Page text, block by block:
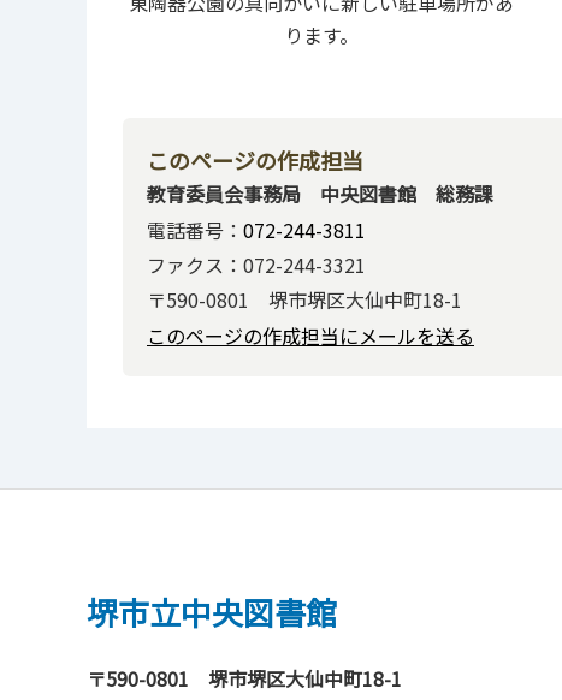
ります。
このページの作成担当
教育委員会事務局 中央図書館 総務課
電話番号： 072-244-3811
ファクス：072-244-3321
〒590-0801 堺市堺区大仙中町18-1
このページの作成担当にメールを送る
堺市立中央図書館
〒590-0801
堺市堺区大仙中町18-1